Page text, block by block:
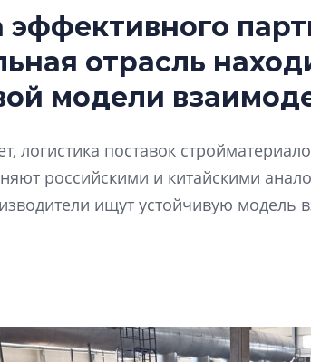
отрасль
модели
логистика поставок
российскими и китайскими
ищут устойчивую модель